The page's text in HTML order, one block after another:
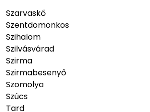
Szarvaskő
Szentdomonkos
Szihalom
Szilvásvárad
Szirma
Szirmabesenyő
Szomolya
Szúcs
Tard